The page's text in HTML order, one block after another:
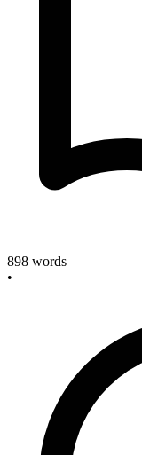
898 words
•